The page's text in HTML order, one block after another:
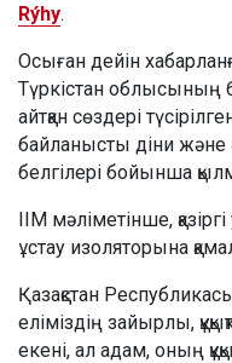
Rýhy.
Осыған дейін
Түркістан
айтқан сөздері
байланысты діни және
белгілері бойынша
ІІМ мәліметінше,
ұстау изоляторына
Қазақстан
еліміздің зайырлы,
екені, ал адам, оның